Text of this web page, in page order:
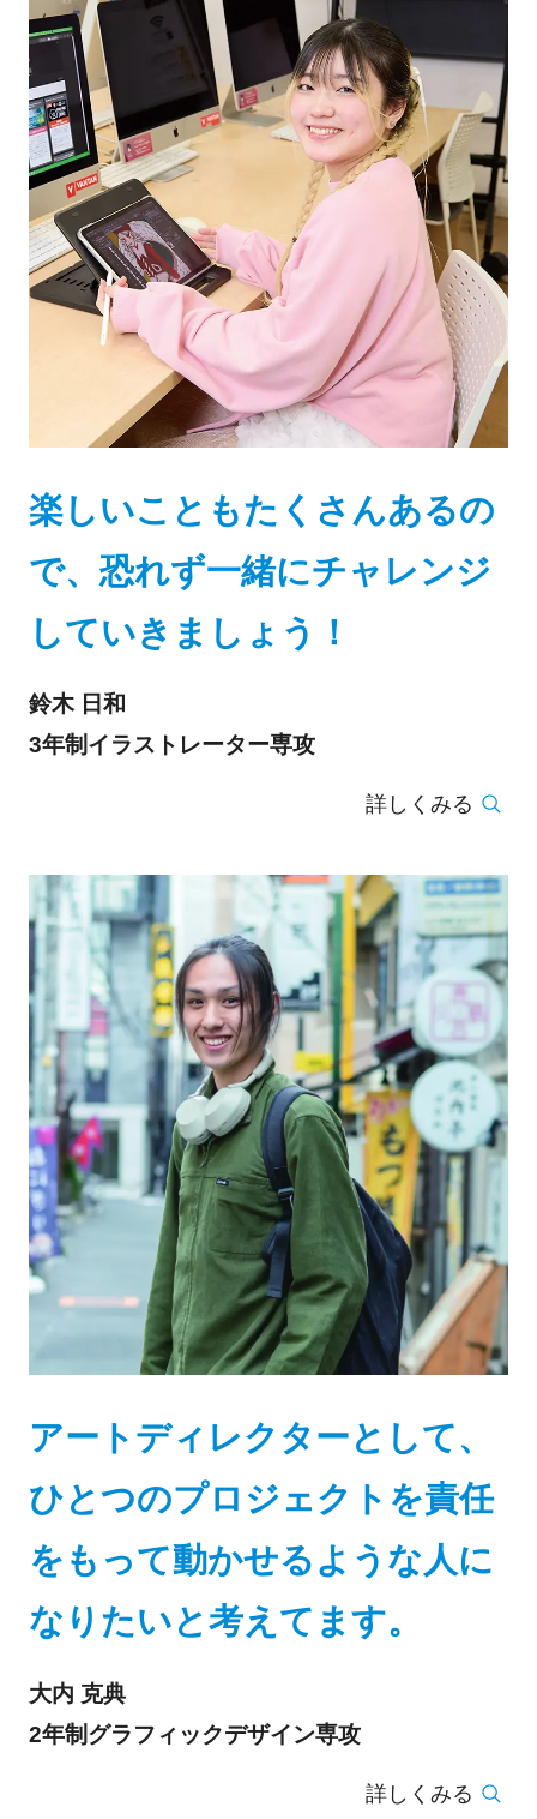
楽しいこともたくさんあるの
で、恐れず一緒にチャレンジ
していきましょう！
鈴木 日和
3年制イラストレーター専攻
詳しくみる
アートディレクターとして、
ひとつのプロジェクトを責任
をもって動かせるような人に
なりたいと考えてます。
大内 克典
2年制グラフィックデザイン専攻
詳しくみる